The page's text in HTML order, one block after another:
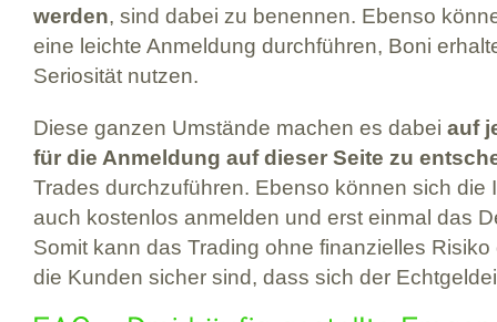
werden, sind dabei zu benennen. Ebenso
eine leichte Anmeldung durchführen, Boni
Seriosität nutzen.
Diese ganzen Umstände machen es dabei auf
für die Anmeldung auf dieser Seite zu
Trades durchzuführen. Ebenso können sich die
auch kostenlos anmelden und erst einmal das
Somit kann das Trading ohne finanzielles
die Kunden sicher sind, dass sich der